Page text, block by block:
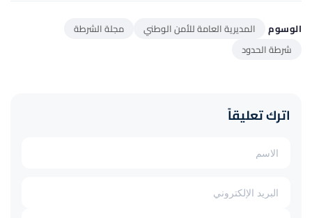
الوسوم المديرية العامة للأمن الوطني
مجلة الشرطة
شرطة الحدود
اترك تعليقاً